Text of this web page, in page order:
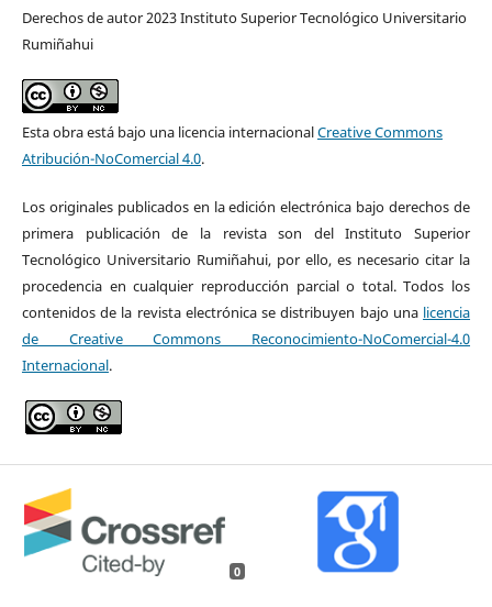
Derechos de autor 2023 Instituto Superior Tecnológico Universitario
Rumiñahui
Esta obra está bajo una licencia internacionalCreative Commons
Atribución-NoComercial 4.0.
Los originales publicados en la edición electrónica bajo derechos de
primera publicación de la revista son del Instituto Superior
Tecnológico Universitario Rumiñahui, por ello, es necesario citar la
procedencia en cualquier reproducción parcial o total. Todos los
contenidos de la revista electrónica se distribuyen bajo una licencia
de Creative Commons Reconocimiento-NoComercial-4.0
Internacional.
0